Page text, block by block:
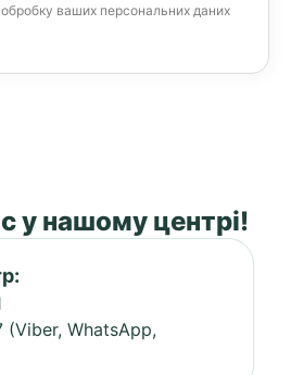
ваших персональних даних
у нашому центрі!
WhatsApp,